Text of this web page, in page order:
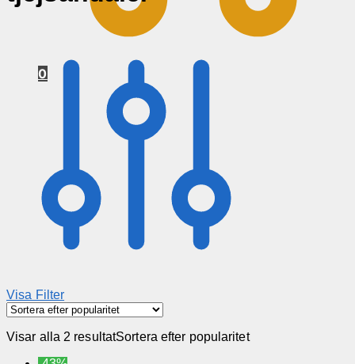
0
Visa Filter
Visar alla 2 resultatSortera efter popularitet